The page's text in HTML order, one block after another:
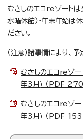
むさしのエコreゾートは
水曜休館）・年末年始は
ださい。
（注意）諸事情により、
むさしのエコreゾ
年3月) （PDF
むさしのエコreゾ
年3月) （PDF